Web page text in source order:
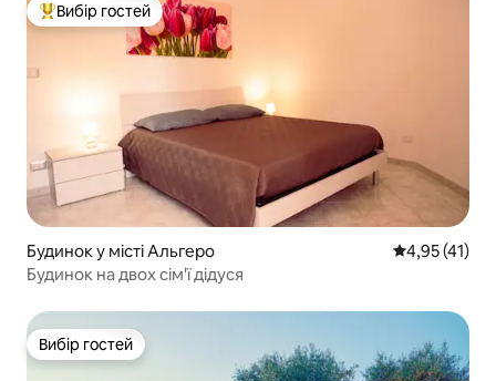
Топ вибір гостей
Вибір гостей
Будинок у місті Альгеро Середня
4,95 (41)
Будинок на двох сім'ї дідуся
Вибір гостей
Вибір гостей